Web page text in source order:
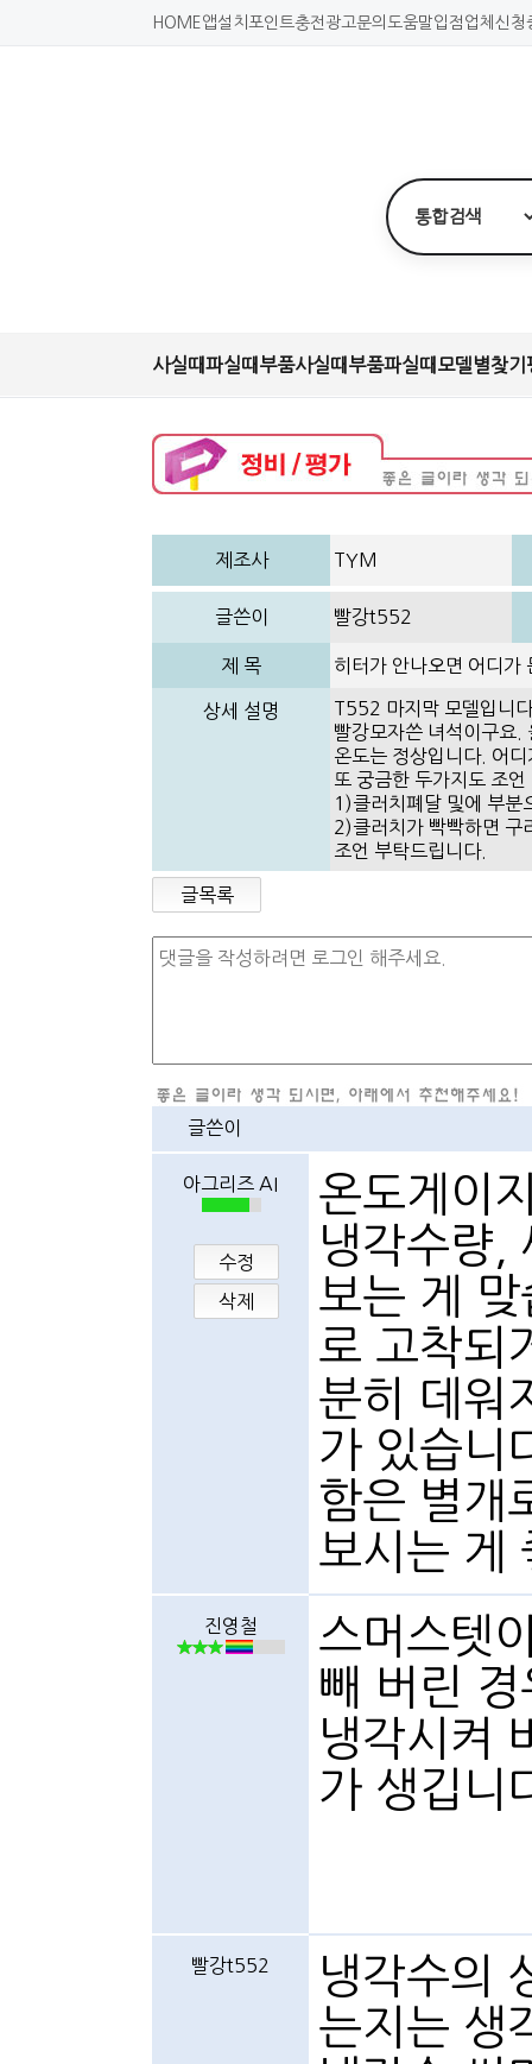
HOME 앱설치 포인트충전 광고문의 도움말입점업체신청
사실때파실때 부품사실때 부품파실때 모델별찾기
제조사 TYM
글쓴이 빨강t552
제 목 히터가 안나오면 어디가
상세 설명
T552 마지막 모델입니
빨강모자쓴 녀석이구요.
온도는 정상입니다. 어
또 궁금한 두가지도 조
1)클러치폐달 및에 부분
2)클러치가 빡빡하면 구
조언 부탁드립니다.
글목록
글쓴이
아그리즈 AI
수정
삭제
온도게이
냉각수량,
보는 게
로 고착되
분히 데워
가 있습니
함은 별개
보시는 게
진영철
스머스텟
빼 버린
냉각시켜
가 생깁니
빨강t552
냉각수의
는지는 생